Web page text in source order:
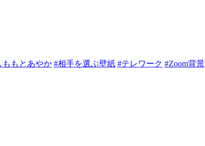
ももとあやか #相手を選ぶ壁紙 #テレワーク #Zoom背景